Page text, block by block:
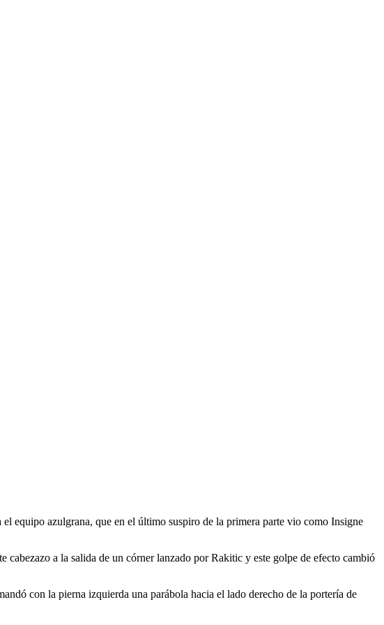
azulgrana, que en el último suspiro de la primera parte vio como Insigne
a la salida de un córner lanzado por Rakitic y este golpe de efecto cambió
con la pierna izquierda una parábola hacia el lado derecho de la portería de